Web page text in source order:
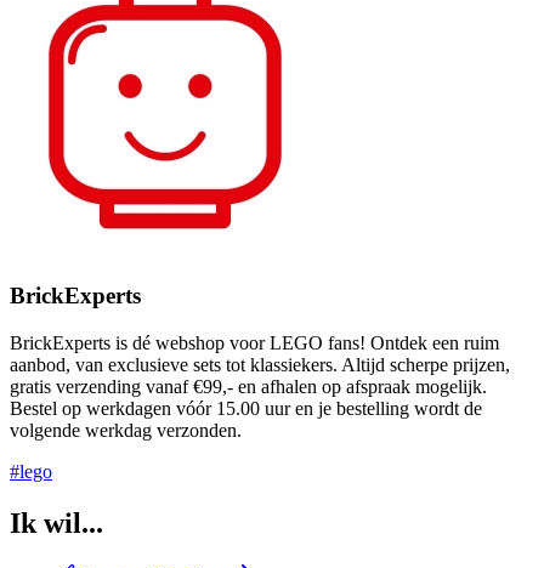
BrickExperts
BrickExperts is dé webshop voor LEGO fans! Ontdek een ruim
aanbod, van exclusieve sets tot klassiekers. Altijd scherpe prijzen,
gratis verzending vanaf €99,- en afhalen op afspraak mogelijk.
Bestel op werkdagen vóór 15.00 uur en je bestelling wordt de
volgende werkdag verzonden.
#lego
Ik wil...